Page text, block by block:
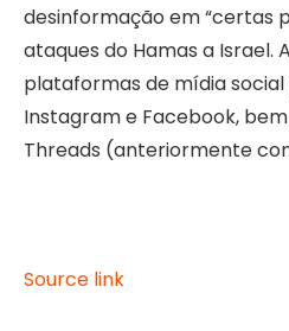
desinformação em “certas
ataques do Hamas a Israel.
plataformas de mídia
Instagram e Facebook,
Threads (anteriormente
Source link